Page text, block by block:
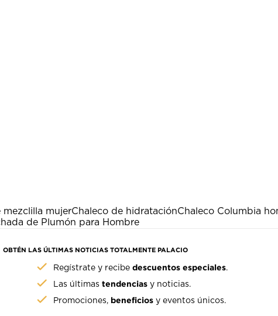
mezclilla mujerChaleco de hidrataciónChaleco Columbia
de Plumón para Hombre
OBTÉN LAS ÚLTIMAS NOTICIAS TOTALMENTE PALACIO
Regístrate y recibedescuentos especiales.
Las últimastendencias y noticias.
Promociones, beneficios y eventos únicos.